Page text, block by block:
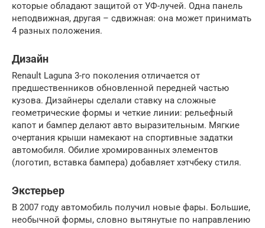
которые обладают защитой от УФ-лучей. Одна панель
неподвижная, другая – сдвижная: она может принимать
4 разных положения.
Дизайн
Renault Laguna 3-го поколения отличается от
предшественников обновленной передней частью
кузова. Дизайнеры сделали ставку на сложные
геометрические формы и четкие линии: рельефный
капот и бампер делают авто выразительным. Мягкие
очертания крыши намекают на спортивные задатки
автомобиля. Обилие хромированных элементов
(логотип, вставка бампера) добавляет хэтчбеку стиля.
Экстерьер
В 2007 году автомобиль получил новые фары. Большие,
необычной формы, словно вытянутые по направлению